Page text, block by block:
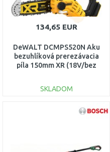
134,65 EUR
DeWALT DCMPS520N Aku
bezuhlíková prerezávacia
píla 150mm XR (18V/bez
SKLADOM
DO KOŠÍKA